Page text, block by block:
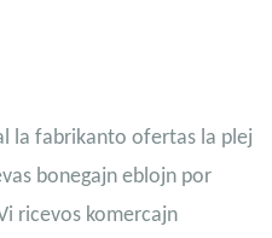
la fabrikanto ofertas la plej
bonegajn eblojn por
ricevos komercajn